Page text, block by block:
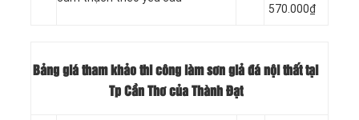
570.000₫
Bảng giá tham khảo thi công làm sơn giả đá nội thất tại
Tp Cần Thơ của Thành Đạt